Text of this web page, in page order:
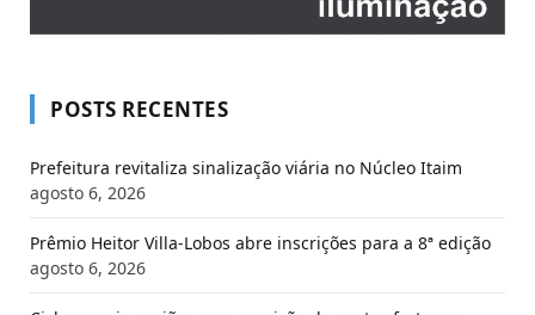
POSTS RECENTES
Prefeitura revitaliza sinalização viária no Núcleo Itaim
agosto 6, 2026
Prêmio Heitor Villa-Lobos abre inscrições para a 8ª edição
agosto 6, 2026